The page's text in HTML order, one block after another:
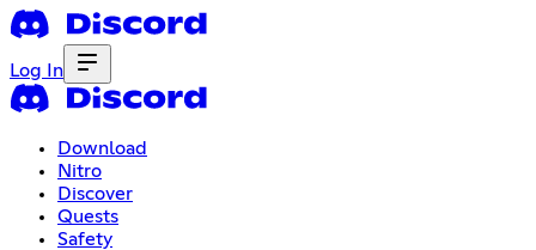
Log In
Download
Nitro
Discover
Quests
Safety